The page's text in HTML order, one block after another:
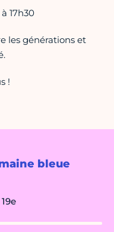
bleue
17h30
les générations et
!